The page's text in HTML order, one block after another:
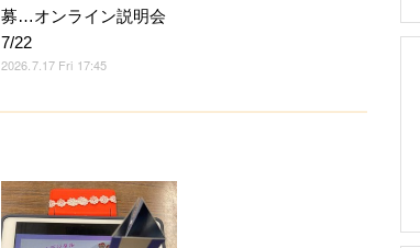
募…オンライン説明会
7/22
2026.7.17 Fri 17:45